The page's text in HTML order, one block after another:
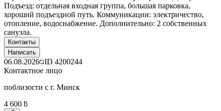
Подъезд: отдельная входная группа, большая парковка,
хороший подъездной путь. Коммуникации: электричество,
отопление, водоснабжение. Дополнительно: 2 собственных
санузла.
Контакты
Написать
06.08.2026 ID 4200244
Контактное лицо
поблизости с г. Минск
4 600 ƃ